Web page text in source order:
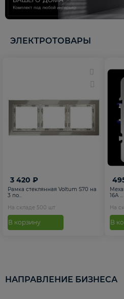
ЭЛЕКТРОТОВАРЫ
3 420 ₽
Рамка стеклянная Voltum S70 на
3 по...
На складе 500 шт
В корзину
16А ...
На
В
НАПРАВЛЕНИЕ БИЗНЕСА